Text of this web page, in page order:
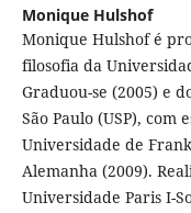
Monique Hulshof
Monique Hulshof é
filosofia da
Graduou-se (2005) e
São Paulo (USP),
Universidade de
Alemanha (2009).
Universidade Paris I-